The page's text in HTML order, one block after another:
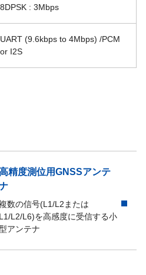
8DPSK : 3Mbps
UART (9.6kbps to 4Mbps) /PCM
or I2S
精度測位用GNSSアンテ
数の信号(L1/L2または
L1/L2/L6)を高感度に受信する小
アンテナ